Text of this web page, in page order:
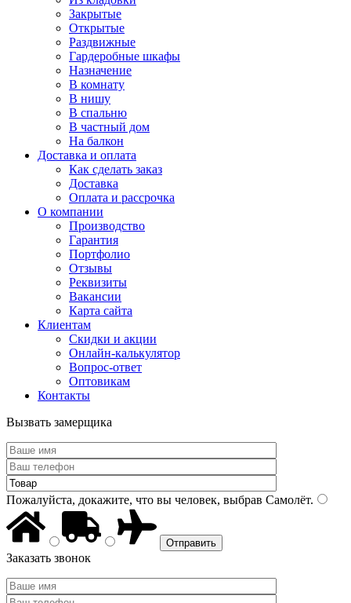
Закрытые
Открытые
Раздвижные
Гардеробные шкафы
Назначение
В комнату
В нишу
В спальню
В частный дом
На балкон
Доставка и оплата
Как сделать заказ
Доставка
Оплата и рассрочка
О компании
Производство
Гарантия
Портфолио
Отзывы
Реквизиты
Вакансии
Карта сайта
Клиентам
Скидки и акции
Онлайн-калькулятор
Вопрос-ответ
Оптовикам
Контакты
Вызвать замерщика
Пожалуйста, докажите, что вы человек, выбрав Самолёт.
Заказать звонок